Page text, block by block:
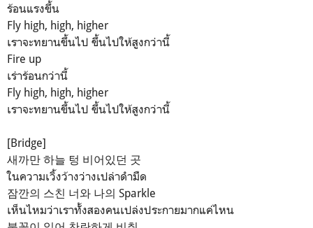
ร้อนแรงขึ้น
Fly high, high, higher
เราจะทยานขึ้นไป ขึ้นไปให้สูงกว่านี้
Fire up
เร่าร้อนกว่านี้
Fly high, high, higher
เราจะทยานขึ้นไป ขึ้นไปให้สูงกว่านี้
[Bridge]
새까만 하늘 텅 비어있던 곳
ในความเวิ้งว้างว่างเปล่าดำมืด
잠깐의 스친 너와 나의 Sparkle
เห็นไหมว่าเราท้ั้งสองคนเปล่งประกายมากแค่ไหน